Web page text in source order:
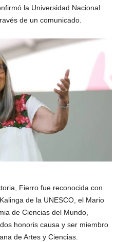
la Universidad Nacional
de un comunicado.
Fierro fue reconocida con
de la UNESCO, el Mario
de Ciencias del Mundo,
honoris causa y ser miembro
de Artes y Ciencias.